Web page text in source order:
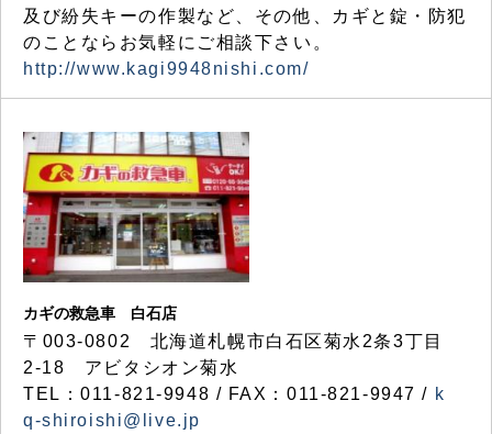
及び紛失キーの作製など、その他、カギと錠・防犯
のことならお気軽にご相談下さい。
http://www.kagi9948nishi.com/
カギの救急車 白石店
〒003-0802 北海道札幌市白石区菊水2条3丁目
2-18 アビタシオン菊水
TEL：011-821-9948 / FAX：011-821-9947 / k
q-shiroishi@live.jp